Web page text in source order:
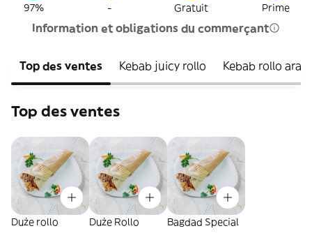
97% - Gratuit Prime
Information et obligations du commerçant
Top des ventes Kebab juicy rollo Kebab rollo
Top des ventes
Duże rollo Duże Rollo Bagdad Special